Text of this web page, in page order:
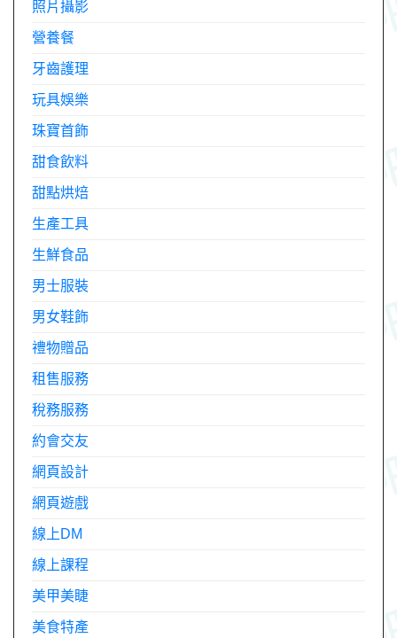
照片攝影
營養餐
牙齒護理
玩具娛樂
珠寶首飾
甜食飲料
甜點烘焙
生產工具
生鮮食品
男士服裝
男女鞋飾
禮物贈品
租售服務
稅務服務
約會交友
網頁設計
網頁遊戲
線上DM
線上課程
美甲美睫
美食特產